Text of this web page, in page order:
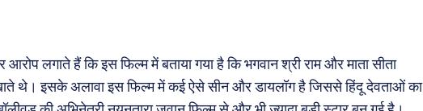
आरोप लगाते हैं कि इस फिल्म में बताया गया है कि भगवान श्री राम और माता सीता
थे। इसके अलावा इस फिल्म में कई ऐसे सीन और डायलॉग है जिससे हिंदू देवताओं का